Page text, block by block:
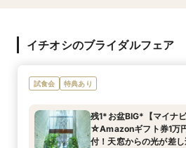
イチオシのブライダルフェア
試食会 特典あり
残1*お盆BIG*【マイナ
☆Amazonギフト券1万
付！天窓からの光が差